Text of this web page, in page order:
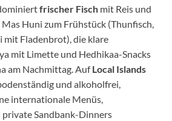
frischer Fisch mit Reis und
Huni zum Frühstück (Thunfisch,
mit Fladenbrot), die klare
mit Limette und Hedhikaa-Snacks
am Nachmittag. AufLocal Islands
und alkoholfrei,
internationale Menüs,
Sandbank-Dinners